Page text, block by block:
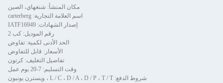
مكان المنشأ: شنغهاي، الصين
اسم العلامة التجارية: carterberg
إصدار الشهادات: IATF16949
رقم الموديل: كب 2
الحد الأدنى لكمية: تفاوض
الأسعار: قابل للتفاوض
تفاصيل التغليف: كرتون
وقت التسليم: 7-20 يوم عمل
شروط الدفع: L / C ، D / A ، D / P ، T / T ، ويسترن يونيون